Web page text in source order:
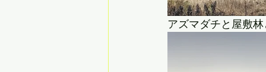
アズマダチと屋敷